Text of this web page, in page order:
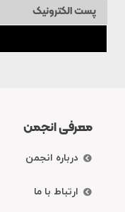
معرفی انجمن
درباره انجمن
ارتباط با ما